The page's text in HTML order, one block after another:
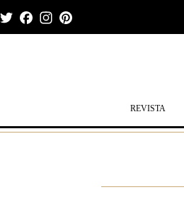
EmailTwitter
Facebook
Instagram
REVISTA